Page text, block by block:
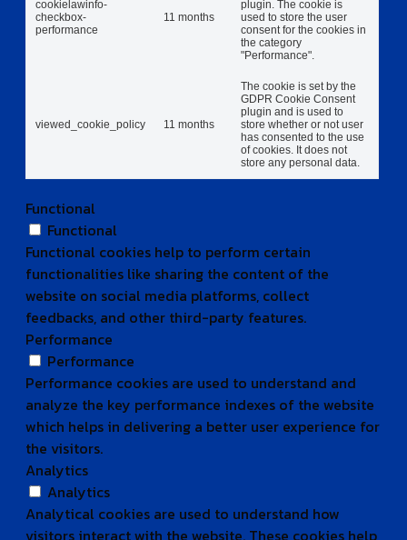
cookielawinfo-
checkbox-
performance
11 months
plugin. The cookie is
used to store the user
consent for the cookies in
the category
"Performance".
viewed_cookie_policy 11 months
The cookie is set by the
GDPR Cookie Consent
plugin and is used to
store whether or not user
has consented to the use
of cookies. It does not
store any personal data.
Functional
Functional
Functional cookies help to perform certain
functionalities like sharing the content of the
website on social media platforms, collect
feedbacks, and other third-party features.
Performance
Performance
Performance cookies are used to understand and
analyze the key performance indexes of the website
which helps in delivering a better user experience for
the visitors.
Analytics
Analytics
Analytical cookies are used to understand how
visitors interact with the website. These cookies help